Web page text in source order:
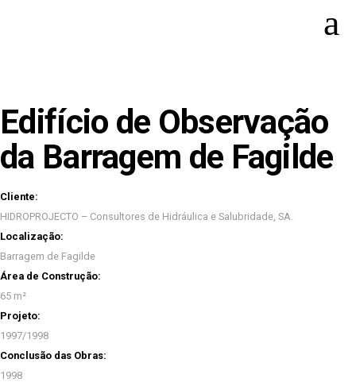
Edifício de Observação
da Barragem de Fagilde
Cliente:
HIDROPROJECTO – Consultores de Hidráulica e Salubridade, SA.
Localização:
Barragem de Fagilde
Área de Construção:
65 m²
Projeto:
1997/1998
Conclusão das Obras:
1998